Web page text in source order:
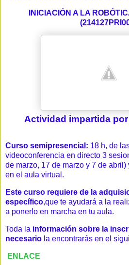
INICIACIÓN A LA
Actividad impartida
Curso semipresencial: 18 h, de
videoconferencia en directo 3
de marzo, 17 de marzo y 7 de
en el aula virtual.
Este curso requiere de la
específico,que te ayudará a la
a ponerlo en marcha en tu aula.
Toda la información sobre la
necesario la encontrarás en el
ENLACE